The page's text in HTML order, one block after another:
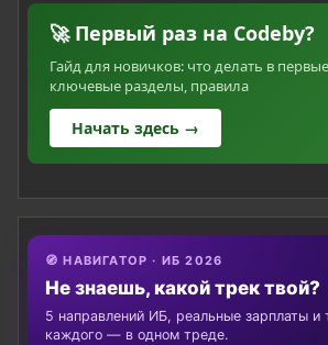
🚀 Первый раз на Codeby?
Гайд для новичков: что делать в
ключевые разделы, правила
Начать здесь →
🧭 НАВИГАТОР · ИБ 2026
Не знаешь, какой трек твой?
5 направлений ИБ, реальные зарплаты и
каждого — в одном треде.